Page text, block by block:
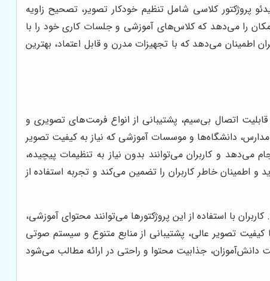
کلاسی شامل تنظیم خودکار تصویر، تصحیح زاویه
را می‌دهد که کلاس‌های آموزشی و جلسات کاری خود را با
اطمینان می‌دهد که با تجهیزات مدرن و قابل اعتماد، بهترین
قابلیت اتصال بی‌سیم، پشتیبانی از انواع فرمت‌های تصویری و
دانشگاه‌ها و موسسات آموزشی که نیاز به کیفیت تصویر
می‌دهد و کاربران می‌توانند بدون نیاز به تنظیمات پیچیده،
خاطر کاربران را تضمین می‌کند و تجربه استفاده از
با استفاده از این پروژکتورها می‌توانند محتوای آموزشی،
کیفیت تصویر عالی، پشتیبانی از منابع متنوع و سیستم صوتی
دانش‌آموزان، جذابیت محتوا و راحتی در ارائه مطالب می‌شود